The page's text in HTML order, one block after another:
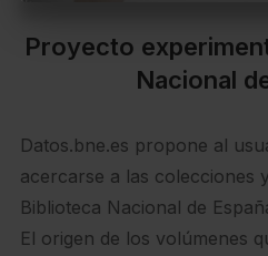
Proyecto
Nacional
Datos.bne.es propone al
acercarse a las colecciones
Biblioteca Nacional de
El origen de los volúmenes